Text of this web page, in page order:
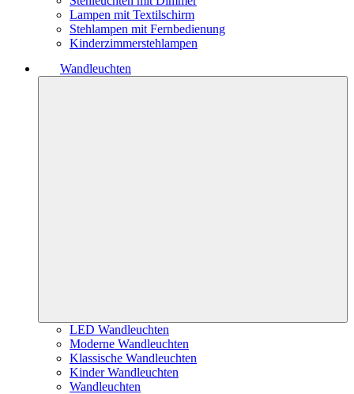
Lampen mit Textilschirm
Stehlampen mit Fernbedienung
Kinderzimmerstehlampen
Wandleuchten
LED Wandleuchten
Moderne Wandleuchten
Klassische Wandleuchten
Kinder Wandleuchten
Wandleuchten